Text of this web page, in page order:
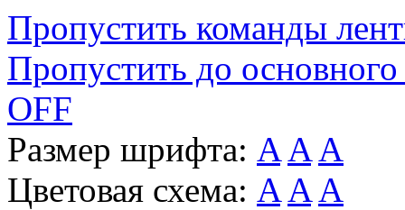
Пропустить команды
Пропустить до основного
OFF
Размер шрифта: A A A
Цветовая схема: A A A